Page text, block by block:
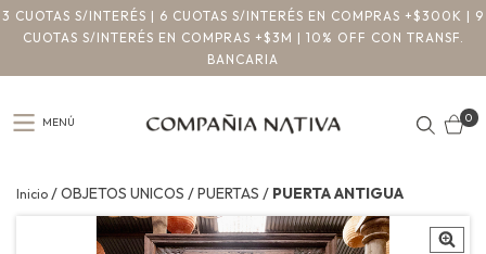
3 CUOTAS S/INTERÉS | 6 CUOTAS S/INTERÉS EN COMPRAS +$300K | 9
CUOTAS S/INTERÉS EN COMPRAS +$3M | 10% OFF CON TRANSF.
BANCARIA
MENÚ 0
Inicio /OBJETOS UNICOS /PUERTAS / PUERTA ANTIGUA